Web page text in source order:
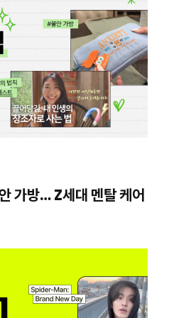
가방… Z세대 멘탈 케어